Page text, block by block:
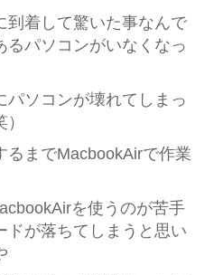
到着して驚いた事なんで
るパソコンがいなくなっ
パソコンが壊れてしまっ
るまでMacbookAirで作業
を使うのが苦手
ドが落ちてしまうと思い